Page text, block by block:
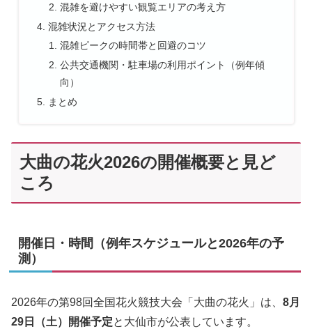
混雑を避けやすい観覧エリアの考え方
混雑状況とアクセス方法
混雑ピークの時間帯と回避のコツ
公共交通機関・駐車場の利用ポイント（例年傾
向）
まとめ
大曲の花火2026の開催概要と見ど
ころ
開催日・時間（例年スケジュールと2026年の予
測）
2026年の第98回全国花火競技大会「大曲の花火」は、 8月
29日（土）開催予定と大仙市が公表しています。